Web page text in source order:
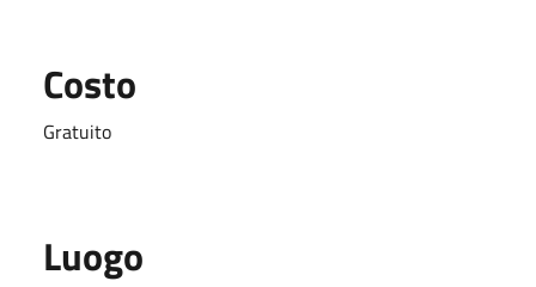
Costo
Gratuito
Luogo